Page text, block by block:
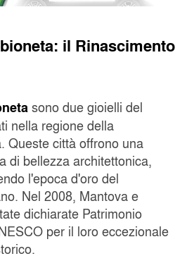
il Rinascimento
sono due gioielli del
nella regione della
Queste città offrono una
di bellezza architettonica,
l'epoca d'oro del
Nel 2008, Mantova e
dichiarate Patrimonio
per il loro eccezionale